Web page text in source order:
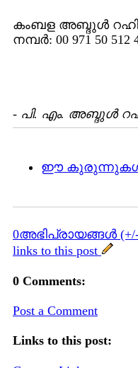
കംബള അബ്ദുള്‍
നമ്പര്‍: 00 971 50 512
- പി. എം. അബ്ദുള്‍
ഈ
0അഭിപ്രായങ്ങള്‍
links to this post
0 Comments:
Post a Comment
Links to this post: